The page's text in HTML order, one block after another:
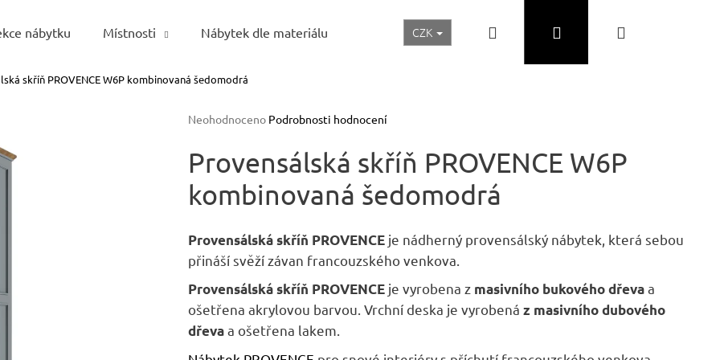
nábytku Místnosti Nábytek dle materiálu Realizace a inspirace Akční ceny Nábytek Skladem
CZK Přihlášení
skříň PROVENCE W6P kombinovaná šedomodrá
Průměrné
produktu
je
0,0
z
hvězdiček.
Neohodnoceno Podrobnosti hodnocení
Provensálská skříň PROVENCE W6P
kombinovaná šedomodrá
Provensálská skříň PROVENCE je nádherný provensálský nábytek, která sebou
přináší svěží závan francouzského venkova.
Provensálská skříň PROVENCE je vyrobena z masivního bukového dřevaa
ošetřena akrylovou barvou. Vrchní deska je vyrobená z masivního dubového
dřevaa ošetřena lakem.
Co potřebujete najít?